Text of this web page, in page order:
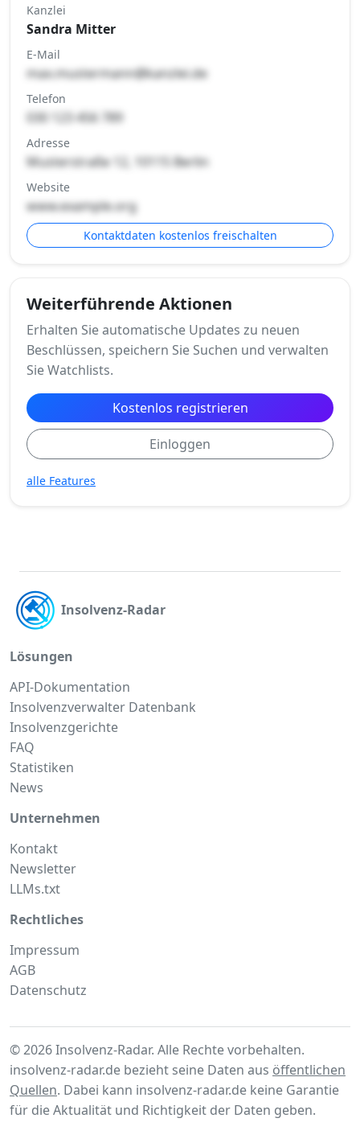
Kanzlei
Sandra Mitter
E-Mail
max.mustermann@kanzlei.de
Telefon
030 123 456 789
Adresse
Musterstraße 12, 10115 Berlin
Website
www.example.org
Kontaktdaten kostenlos freischalten
Weiterführende Aktionen
Erhalten Sie automatische Updates zu neuen
Beschlüssen, speichern Sie Suchen und verwalten
Sie Watchlists.
Kostenlos registrieren
Einloggen
alle Features
Insolvenz-Radar
Lösungen
API-Dokumentation
Insolvenzverwalter Datenbank
Insolvenzgerichte
FAQ
Statistiken
News
Unternehmen
Kontakt
Newsletter
LLMs.txt
Rechtliches
Impressum
AGB
Datenschutz
© 2026 Insolvenz-Radar. Alle Rechte vorbehalten.
insolvenz-radar.de bezieht seine Daten aus öffentlichen
Quellen. Dabei kann insolvenz-radar.de keine Garantie
für die Aktualität und Richtigkeit der Daten geben.